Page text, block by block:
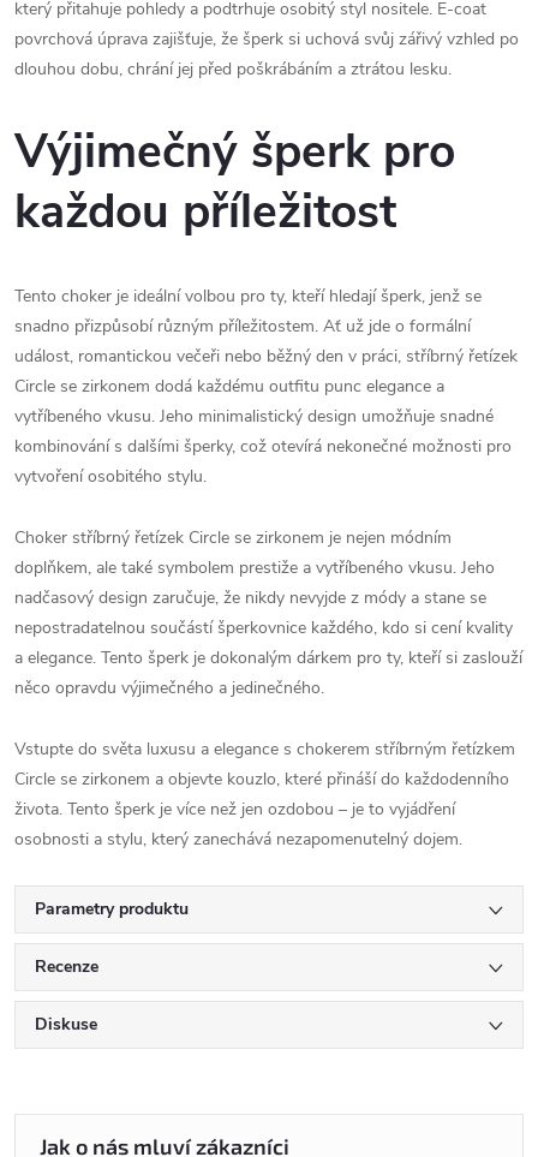
který přitahuje pohledy a podtrhuje osobitý styl nositele. E-coat
povrchová úprava zajišťuje, že šperk si uchová svůj zářivý vzhled po
dlouhou dobu, chrání jej před poškrábáním a ztrátou lesku.
Výjimečný šperk pro
každou příležitost
Tento choker je ideální volbou pro ty, kteří hledají šperk, jenž se
snadno přizpůsobí různým příležitostem. Ať už jde o formální
událost, romantickou večeři nebo běžný den v práci, stříbrný řetízek
Circle se zirkonem dodá každému outfitu punc elegance a
vytříbeného vkusu. Jeho minimalistický design umožňuje snadné
kombinování s dalšími šperky, což otevírá nekonečné možnosti pro
vytvoření osobitého stylu.
Choker stříbrný řetízek Circle se zirkonem je nejen módním
doplňkem, ale také symbolem prestiže a vytříbeného vkusu. Jeho
nadčasový design zaručuje, že nikdy nevyjde z módy a stane se
nepostradatelnou součástí šperkovnice každého, kdo si cení kvality
a elegance. Tento šperk je dokonalým dárkem pro ty, kteří si zaslouží
něco opravdu výjimečného a jedinečného.
Vstupte do světa luxusu a elegance s chokerem stříbrným řetízkem
Circle se zirkonem a objevte kouzlo, které přináší do každodenního
života. Tento šperk je více než jen ozdobou – je to vyjádření
osobnosti a stylu, který zanechává nezapomenutelný dojem.
Parametry produktu
Recenze
Diskuse